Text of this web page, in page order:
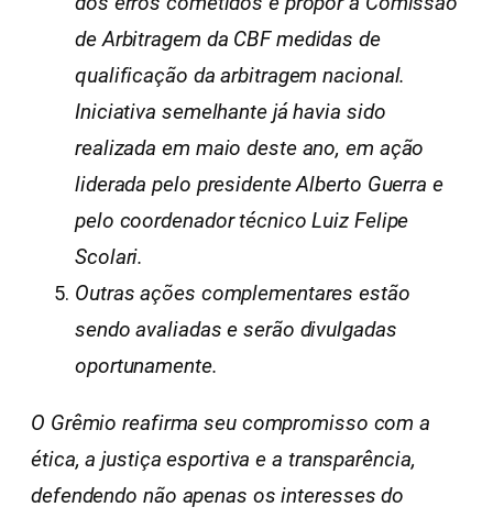
de Arbitragem da CBF medidas de
qualificação da arbitragem nacional.
Iniciativa semelhante já havia sido
realizada em maio deste ano, em ação
liderada pelo presidente Alberto Guerra e
pelo coordenador técnico Luiz Felipe
Scolari.
Outras ações complementares estão
sendo avaliadas e serão divulgadas
oportunamente.
O Grêmio reafirma seu compromisso com a
ética, a justiça esportiva e a transparência,
defendendo não apenas os interesses do